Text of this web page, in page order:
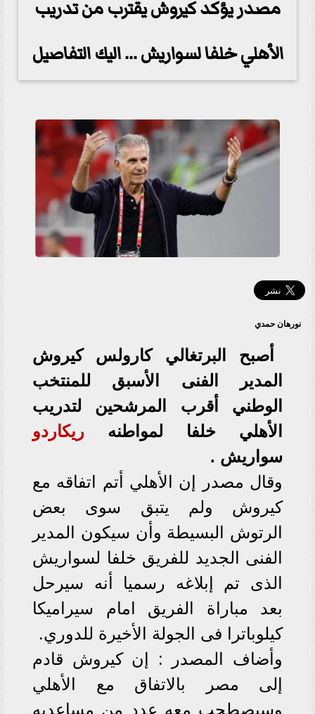
مصدر يؤكد كيروش يقترب من تدريب
الأهلي خلفا لسواريش ... اليك التفاصيل
نورهان حمدي
أصبح البرتغالي كارولس كيروش
المدير الفنى الأسبق للمنتخب
الوطني أقرب المرشحين لتدريب
الأهلي خلفا لمواطنه ريكاردو
سواريش .
وقال مصدر إن الأهلي أتم اتفاقه مع
كيروش ولم يتبق سوى بعض
الرتوش البسيطة وأن سيكون المدير
الفنى الجديد للفريق خلفا لسواريش
الذى تم إبلاغه رسميا أنه سيرحل
بعد مباراة الفريق امام سيراميكا
كيلوباترا فى الجولة الأخيرة للدوري.
وأضاف المصدر : إن كيروش قادم
إلى مصر بالاتفاق مع الأهلي
وسيصطحب معه عدد من مساعديه